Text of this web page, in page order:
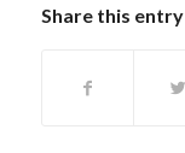
Share this entry